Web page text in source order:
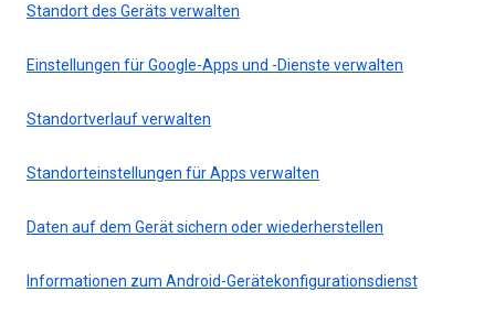
Standort des Geräts verwalten
Einstellungen für Google-Apps und -Dienste verwalten
Standortverlauf verwalten
Standorteinstellungen für Apps verwalten
Daten auf dem Gerät sichern oder wiederherstellen
Informationen zum Android-Gerätekonfigurationsdienst